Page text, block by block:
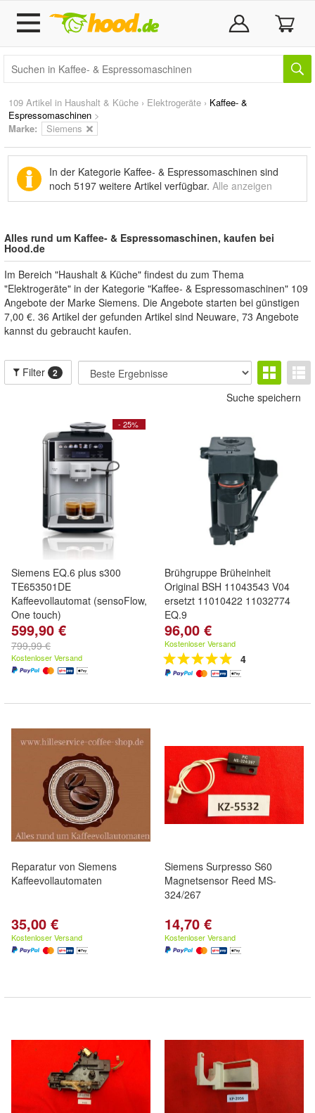
109 Artikel in Haushalt & Küche › Elektrogeräte › Kaffee- &
Espressomaschinen >
Marke: Siemens
In der Kategorie Kaffee- & Espressomaschinen sind
noch 5197 weitere Artikel verfügbar. Alle anzeigen
Alles rund um Kaffee- & Espressomaschinen, kaufen bei
Hood.de
Im Bereich "Haushalt & Küche" findest du zum Thema
"Elektrogeräte" in der Kategorie "Kaffee- & Espressomaschinen" 109
Angebote der Marke Siemens. Die Angebote starten bei günstigen
7,00 €. 36 Artikel der gefunden Artikel sind Neuware, 73 Angebote
kannst du gebraucht kaufen.
Filter 2
Suche speichern
- 25%
Siemens EQ.6 plus s300
TE653501DE
Kaffeevollautomat (sensoFlow,
One touch)
599,90 €
799,99 €
Kostenloser Versand
Brühgruppe Brüheinheit
Original BSH 11043543 V04
ersetzt 11010422 11032774
EQ.9
96,00 €
Kostenloser Versand
4
Reparatur von Siemens
Kaffeevollautomaten
35,00 €
Kostenloser Versand
Siemens Surpresso S60
Magnetsensor Reed MS-
324/267
14,70 €
Kostenloser Versand